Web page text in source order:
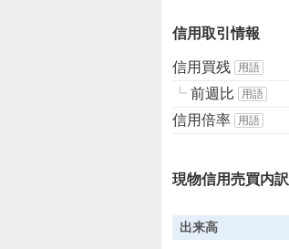
信用取引情報
信用買残 用語
┗ 前週比 用語
信用倍率 用語
現物信用売買内訳
出来高